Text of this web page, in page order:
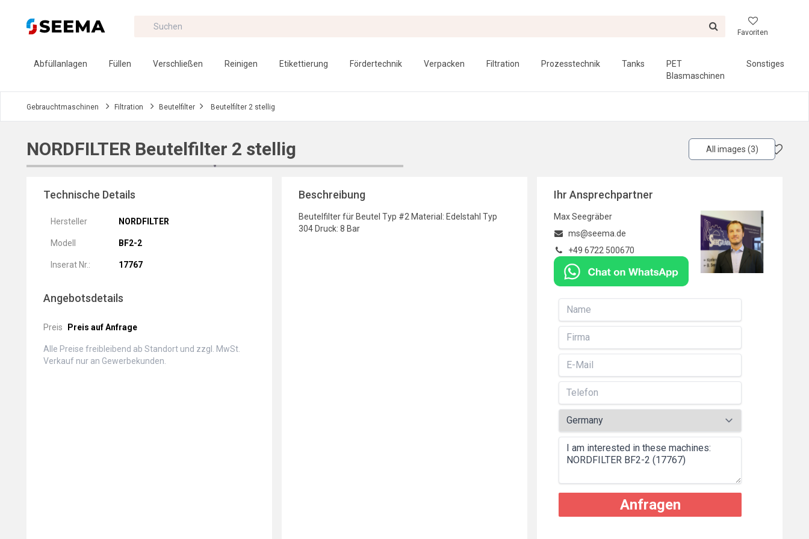
Favoriten
Abfüllanlagen Füllen Verschließen Reinigen Etikettierung Fördertechnik Verpacken Filtration Prozesstechnik Tanks
PET
Blasmaschinen
Sonstiges
Gebrauchtmaschinen Filtration Beutelfilter Beutelfilter 2 stellig
NORDFILTER Beutelfilter 2 stellig All images (3)
Technische Details
Hersteller NORDFILTER
Modell BF2-2
Inserat Nr.: 17767
Angebotsdetails
Preis Preis auf Anfrage
Alle Preise freibleibend ab Standort und zzgl. MwSt.
Verkauf nur an Gewerbekunden.
Beschreibung
Beutelfilter für Beutel Typ #2 Material: Edelstahl Typ
304 Druck: 8 Bar
Ihr Ansprechpartner
Max Seegräber
ms@seema.de
+49 6722 500670
Anfragen